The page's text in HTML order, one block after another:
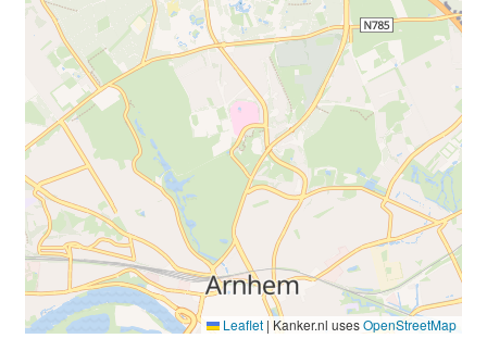
Leaflet | Kanker.nl usesOpenStreetMap